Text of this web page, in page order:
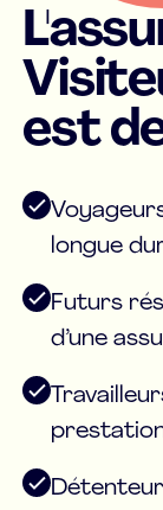
est
longue
Futurs
d’une